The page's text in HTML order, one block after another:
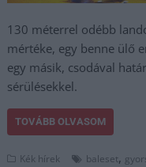
130 méterrel odébb
mértéke, egy benne ülő
egy másik, csodával
sérülésekkel.
TOVÁBB OLVASOM
Kék hírek baleset,